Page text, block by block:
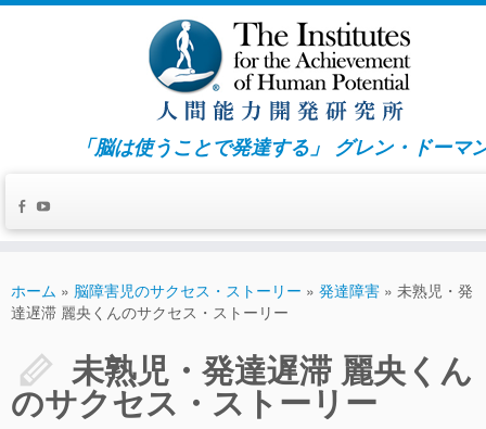
「脳は使うことで発達する」 グレン・ドーマ
ホーム » 脳障害児のサクセス・ストーリー » 発達障害 » 未熟児・発
達遅滞 麗央くんのサクセス・ストーリー
未熟児・発達遅滞 麗央くん
のサクセス・ストーリー